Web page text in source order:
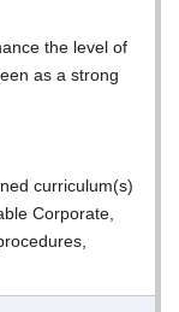
the level of
as a strong
curriculum(s)
Corporate,